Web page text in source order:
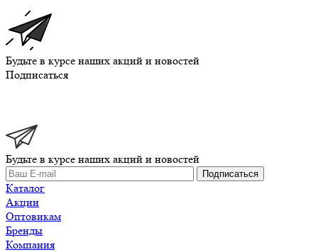
Будьте в курсе наших акций и новостей
Подписаться
Будьте в курсе наших акций и новостей
Подписаться
Каталог
Акции
Оптовикам
Бренды
Компания